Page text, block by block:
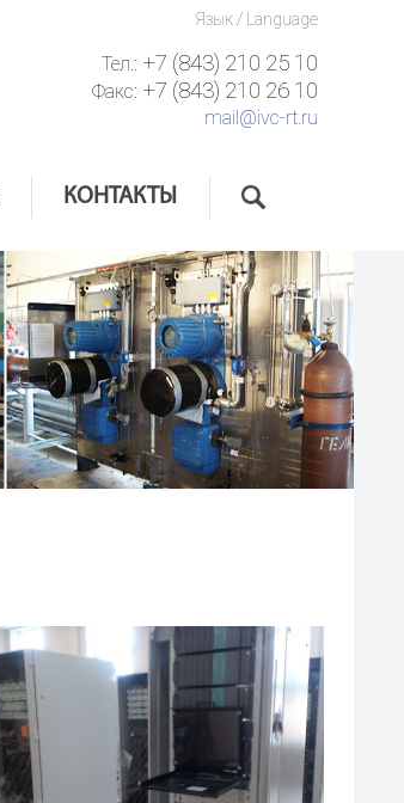
Язык / Language
Тел.: +7 (843) 210 25 10
Факс: +7 (843) 210 26 10
mail@ivc-rt.ru
КОНТАКТЫ